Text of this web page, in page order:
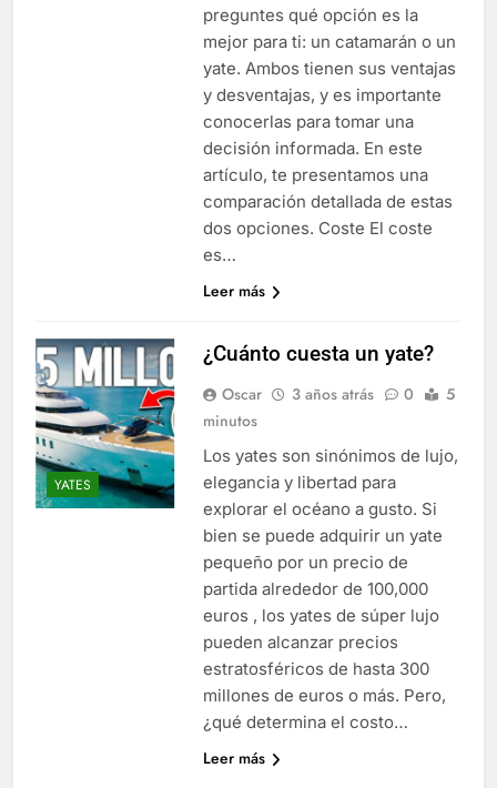
preguntes qué opción es la
mejor para ti: un catamarán o un
yate. Ambos tienen sus ventajas
y desventajas, y es importante
conocerlas para tomar una
decisión informada. En este
artículo, te presentamos una
comparación detallada de estas
dos opciones. Coste El coste
es…
Leer más
YATES
¿Cuánto cuesta un yate?
Oscar 3 años atrás 0
5
minutos
Los yates son sinónimos de lujo,
elegancia y libertad para
explorar el océano a gusto. Si
bien se puede adquirir un yate
pequeño por un precio de
partida alrededor de 100,000
euros , los yates de súper lujo
pueden alcanzar precios
estratosféricos de hasta 300
millones de euros o más. Pero,
¿qué determina el costo…
Leer más